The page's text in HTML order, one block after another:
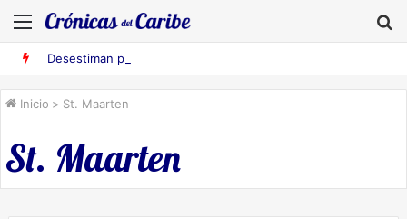
Menú
Inicio > St. Maarten
St. Maarten